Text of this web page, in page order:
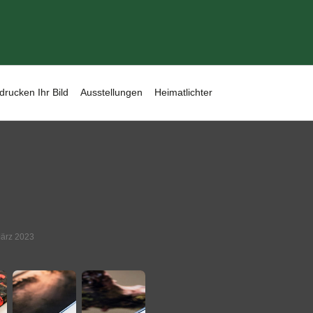
Ihr Bild Ausstellungen Heimatlichter
2023